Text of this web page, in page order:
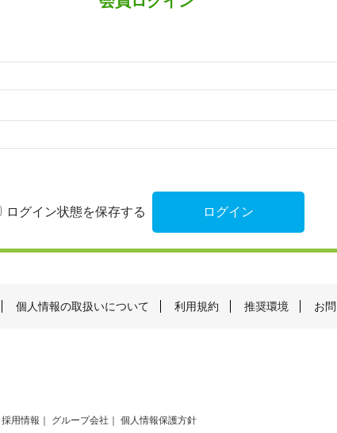
ログイン状態を保存する
個人情報の取扱いについて 利用規約 推奨環境 お
採用情報 グループ会社 個人情報保護方針